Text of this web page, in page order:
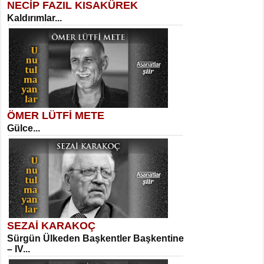
SELAHATTİN YILDIZ
İnsanın Zindanı...
MEHMET TAŞTAN
Vagon’da Bir Şairle...
SITKI CANEY
Oruçla Devrim ve Özgürlüğe…...
Sibel Orhan
İki Kırık Boşluk...
Meral Yağmur
Eski Bir Şiir...
Kadir Ünal
NECİP FAZIL KISAKÜREK
Kaldırımlar...
ÖMER LÜTFİ METE
Gülce...
SEZAİ KARAKOÇ
Sürgün Ülkeden Başkentler Başkentine
– IV...